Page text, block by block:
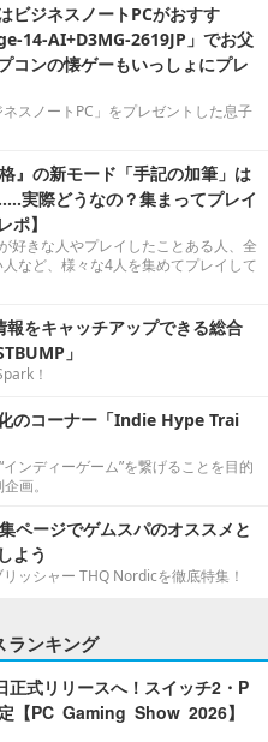
ビジネスノートPCがおすす
14-AI+D3MG-2619JP」でお父
コンの懐ゲーもいっしょにプレ
スノートPC」をプレゼントした息子
』の新モード「手記の加筆」は
実際どうなの？集まってプレイ
ポ】
好きな人やプレイしたことある人、全
など、様々な4人を集めてプレイして
をキャッチアップできる総合
」
！
のコーナー「Indie Hype Trai
インディーゲーム”を繋げることを目的
画。
ページでゲムスパのオススメと
よう
ッシャー THQ Nordicを徹底特集！
ランキング
正式リリースへ！スイッチ2・P
【PC Gaming Show 2026】